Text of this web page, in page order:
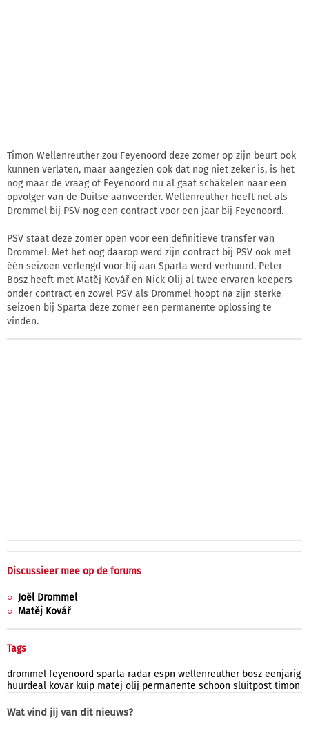
Timon Wellenreuther zou Feyenoord deze zomer op zijn beurt ook
kunnen verlaten, maar aangezien ook dat nog niet zeker is, is het
nog maar de vraag of Feyenoord nu al gaat schakelen naar een
opvolger van de Duitse aanvoerder. Wellenreuther heeft net als
Drommel bij PSV nog een contract voor een jaar bij Feyenoord.
PSV staat deze zomer open voor een definitieve transfer van
Drommel. Met het oog daarop werd zijn contract bij PSV ook met
één seizoen verlengd voor hij aan Sparta werd verhuurd. Peter
Bosz heeft met Matěj Kovář en Nick Olij al twee ervaren keepers
onder contract en zowel PSV als Drommel hoopt na zijn sterke
seizoen bij Sparta deze zomer een permanente oplossing te
vinden.
Discussieer mee op de forums
Joël Drommel
Matěj Kovář
Tags
drommel feyenoord sparta radar espn wellenreuther bosz eenjarig
huurdeal kovar kuip matej olij permanente schoon sluitpost timon
Wat vind jij van dit nieuws?